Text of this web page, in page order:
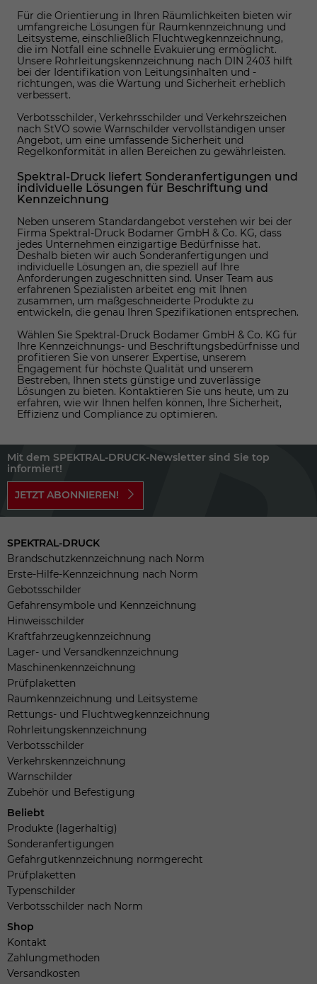
Für die Orientierung in Ihren Räumlichkeiten bieten wir
umfangreiche Lösungen für Raumkennzeichnung und
Leitsysteme, einschließlich Fluchtwegkennzeichnung,
die im Notfall eine schnelle Evakuierung ermöglicht.
Unsere Rohrleitungskennzeichnung nach DIN 2403 hilft
bei der Identifikation von Leitungsinhalten und -
richtungen, was die Wartung und Sicherheit erheblich
verbessert.
Verbotsschilder, Verkehrsschilder und Verkehrszeichen
nach StVO sowie Warnschilder vervollständigen unser
Angebot, um eine umfassende Sicherheit und
Regelkonformität in allen Bereichen zu gewährleisten.
Spektral-Druck liefert Sonderanfertigungen und
individuelle Lösungen für Beschriftung und
Kennzeichnung
Neben unserem Standardangebot verstehen wir bei der
Firma Spektral-Druck Bodamer GmbH & Co. KG, dass
jedes Unternehmen einzigartige Bedürfnisse hat.
Deshalb bieten wir auch Sonderanfertigungen und
individuelle Lösungen an, die speziell auf Ihre
Anforderungen zugeschnitten sind. Unser Team aus
erfahrenen Spezialisten arbeitet eng mit Ihnen
zusammen, um maßgeschneiderte Produkte zu
entwickeln, die genau Ihren Spezifikationen entsprechen.
Wählen Sie Spektral-Druck Bodamer GmbH & Co. KG für
Ihre Kennzeichnungs- und Beschriftungsbedürfnisse und
profitieren Sie von unserer Expertise, unserem
Engagement für höchste Qualität und unserem
Bestreben, Ihnen stets günstige und zuverlässige
Lösungen zu bieten. Kontaktieren Sie uns heute, um zu
erfahren, wie wir Ihnen helfen können, Ihre Sicherheit,
Effizienz und Compliance zu optimieren.
Mit dem SPEKTRAL-DRUCK-Newsletter sind Sie top
informiert!
JETZT ABONNIEREN!
SPEKTRAL-DRUCK
Brandschutzkennzeichnung nach Norm
Erste-Hilfe-Kennzeichnung nach Norm
Gebotsschilder
Gefahrensymbole und Kennzeichnung
Hinweisschilder
Kraftfahrzeugkennzeichnung
Lager- und Versandkennzeichnung
Maschinenkennzeichnung
Prüfplaketten
Raumkennzeichnung und Leitsysteme
Rettungs- und Fluchtwegkennzeichnung
Rohrleitungskennzeichnung
Verbotsschilder
Verkehrskennzeichnung
Warnschilder
Zubehör und Befestigung
Beliebt
Produkte (lagerhaltig)
Sonderanfertigungen
Gefahrgutkennzeichnung normgerecht
Prüfplaketten
Typenschilder
Verbotsschilder nach Norm
Shop
Kontakt
Zahlungmethoden
Versandkosten